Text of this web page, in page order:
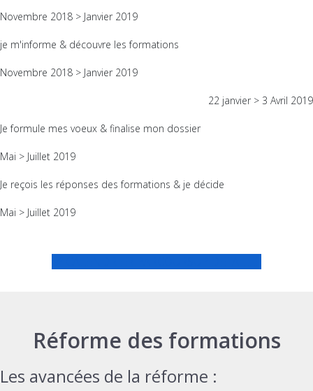
Novembre 2018 > Janvier 2019
je m'informe & découvre les formations
Novembre 2018 > Janvier 2019
22 janvier > 3 Avril 2019
Je formule mes voeux & finalise mon dossier
Mai > Juillet 2019
Je reçois les réponses des formations & je décide
Mai > Juillet 2019
Réforme des formations
Les avancées de la réforme :